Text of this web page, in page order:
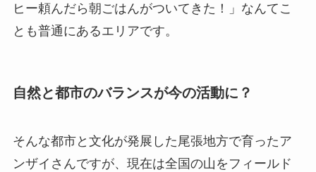
ヒー頼んだら朝ごはんがついてきた！」なんてこ
とも普通にあるエリアです。
自然と都市のバランスが今の活動に？
そんな都市と文化が発展した尾張地方で育ったア
ンザイさんですが、現在は全国の山をフィールド